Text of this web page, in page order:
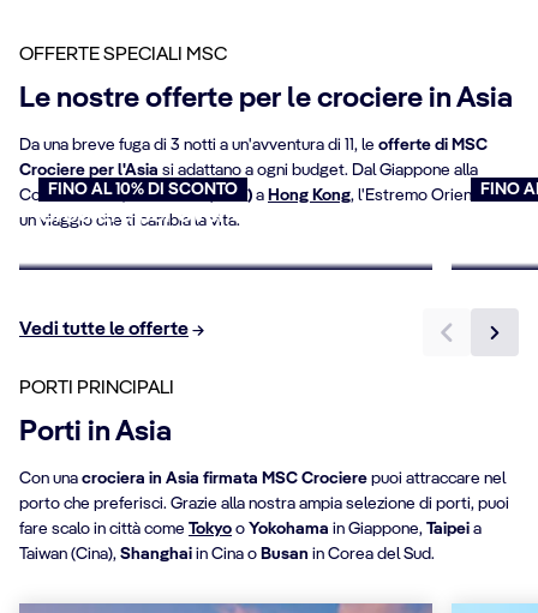
OFFERTE SPECIALI MSC
Le nostre offerte per le crociere in Asia
Da una breve fuga di 3 notti a un'avventura di 11, le offerte di MSC
Crociere per l'Asia si adattano a ogni budget. Dal Giappone alla
Corea del Sud, daTaiwan (Cina) a Hong Kong, l'Estremo Oriente è
un viaggio che ti cambia la vita.
FINO AL 10% DI SCONTO
Crociere per over 65
FINO
Vedi tutte le offerte
PORTI PRINCIPALI
Porti in Asia
Con una crociera in Asia firmata MSC Crociere puoi attraccare nel
porto che preferisci. Grazie alla nostra ampia selezione di porti, puoi
fare scalo in città come Tokyo o Yokohama in Giappone, Taipei a
Taiwan (Cina), Shanghai in Cina o Busan in Corea del Sud.